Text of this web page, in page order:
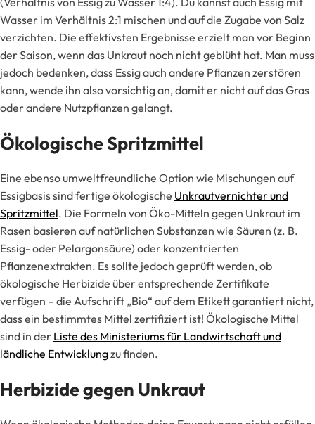
Wasser im Verhältnis 2:1 mischen und auf die Zugabe von Salz
verzichten. Die effektivsten Ergebnisse erzielt man vor Beginn
der Saison, wenn das Unkraut noch nicht geblüht hat. Man muss
jedoch bedenken, dass Essig auch andere Pflanzen zerstören
kann, wende ihn also vorsichtig an, damit er nicht auf das Gras
oder andere Nutzpflanzen gelangt.
Ökologische Spritzmittel
Eine ebenso umweltfreundliche Option wie Mischungen auf
Essigbasis sind fertige ökologische Unkrautvernichter und
Spritzmittel. Die Formeln von Öko-Mitteln gegen Unkraut im
Rasen basieren auf natürlichen Substanzen wie Säuren (z. B.
Essig- oder Pelargonsäure) oder konzentrierten
Pflanzenextrakten. Es sollte jedoch geprüft werden, ob
ökologische Herbizide über entsprechende Zertifikate
verfügen – die Aufschrift „Bio“ auf dem Etikett garantiert nicht,
dass ein bestimmtes Mittel zertifiziert ist! Ökologische Mittel
sind in der Liste des Ministeriums für Landwirtschaft und
ländliche Entwicklungzu finden.
Herbizide gegen Unkraut